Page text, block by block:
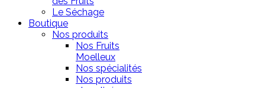
Le Séchage
Boutique
Nos produits
Nos Fruits
Moelleux
Nos spécialités
Nos produits